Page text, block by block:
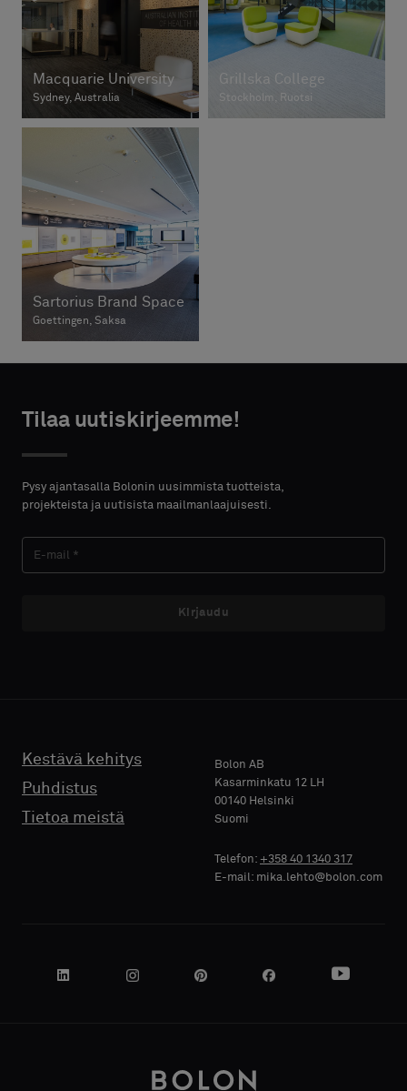
Macquarie University
Sydney, Australia
Grillska College
Stockholm, Ruotsi
Sartorius Brand Space
Goettingen, Saksa
Tilaa uutiskirjeemme!
Pysy ajantasalla Bolonin uusimmista tuotteista,
projekteista ja uutisista maailmanlaajuisesti.
Kirjaudu
Kestävä kehitys
Puhdistus
Tietoa meistä
Bolon AB
Kasarminkatu 12 LH
00140 Helsinki
Suomi
Telefon: +358 40 1340 317
E-mail: mika.lehto@bolon.com